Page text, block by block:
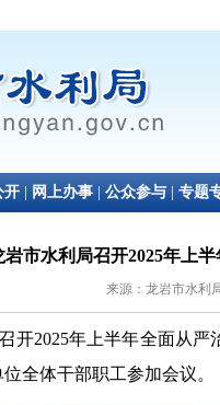
岩市水利局召开2025年上
来源：龙岩市水利
2025年上半年全面从严
全体干部职工参加会议。